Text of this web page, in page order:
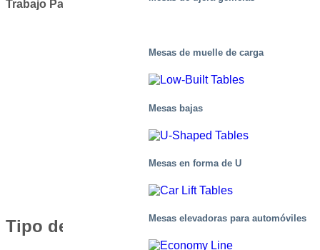
Mesas de muelle de carga
Mesas bajas
Mesas en forma de U
Mesas elevadoras para automóviles
Trabajo Para Montaje Hornos Isostáticos
Tipo de mesa: M4 010200-D2